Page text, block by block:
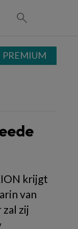
krijgt
van
zal zij
PREMIUM